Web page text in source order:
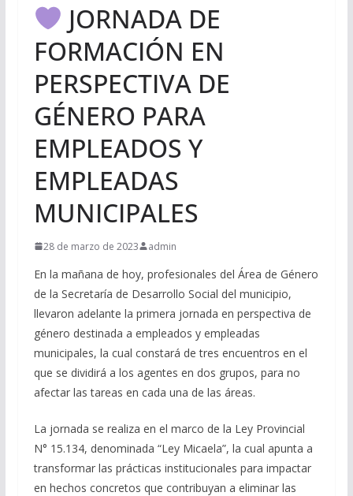
JORNADA DE
FORMACIÓN EN
PERSPECTIVA DE
GÉNERO PARA
EMPLEADOS Y
EMPLEADAS
MUNICIPALES
28 de marzo de 2023 admin
En la mañana de hoy, profesionales del Área de Género
de la Secretaría de Desarrollo Social del municipio,
llevaron adelante la primera jornada en perspectiva de
género destinada a empleados y empleadas
municipales, la cual constará de tres encuentros en el
que se dividirá a los agentes en dos grupos, para no
afectar las tareas en cada una de las áreas.
La jornada se realiza en el marco de la Ley Provincial
N° 15.134, denominada “Ley Micaela”, la cual apunta a
transformar las prácticas institucionales para impactar
en hechos concretos que contribuyan a eliminar las